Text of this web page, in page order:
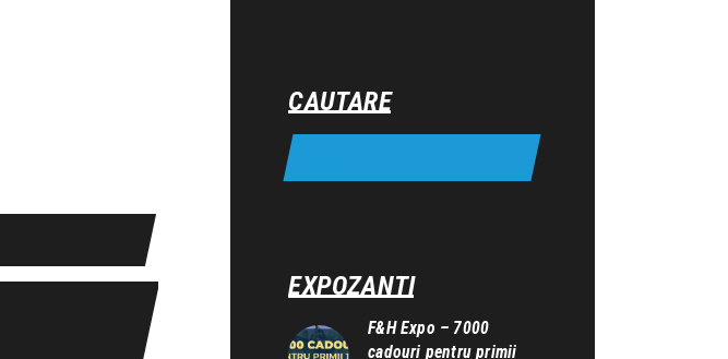
CAUTARE
EXPOZANTI
F&H Expo – 7000
cadouri pentru primii